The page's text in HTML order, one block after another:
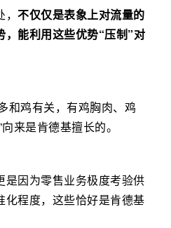
不仅仅是表象上对流量的
能利用这些优势“压制”对
和鸡有关，有鸡胸肉、鸡
来是肯德基擅长的。
是因为零售业务极度考验供
化程度，这些恰好是肯德基